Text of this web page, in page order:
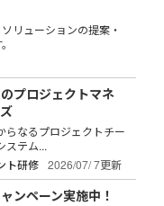
リューションの提案・
プロジェクトマネ
らなるプロジェクトチー
ステム...
ト研修
2026/07/ 7更新
ンペーン実施中！